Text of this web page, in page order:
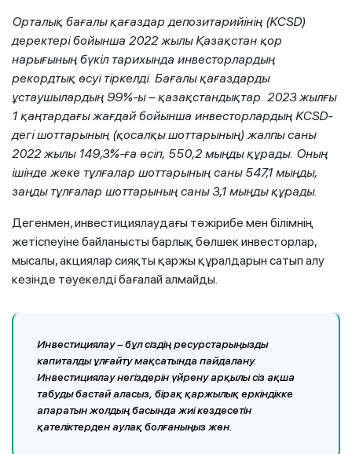
Орталық бағалы қағаздар депозитарийінің (KCSD)
деректері бойынша 2022 жылы Қазақстан қор
нарығының бүкіл тарихында инвесторлардың
рекордтық өсуі тіркелді. Бағалы қағаздарды
ұстаушылардың 99%-ы – қазақстандықтар. 2023 жылғы
1 қаңтардағы жағдай бойынша инвесторлардың KCSD-
дегі шоттарының (қосалқы шоттарының) жалпы саны
2022 жылы 149,3%-ға өсіп, 550,2 мыңды құрады. Оның
ішінде жеке тұлғалар шоттарының саны 547,1 мыңды,
заңды тұлғалар шоттарының саны 3,1 мыңды құрады.
Дегенмен, инвестициялаудағы тәжірибе мен білімнің
жетіспеуіне байланысты барлық бөлшек инвесторлар,
мысалы, акциялар сияқты қаржы құралдарын сатып алу
кезінде тәуекелді бағалай алмайды.
Инвестициялау – бұл сіздің ресурстарыңызды
капиталды ұлғайту мақсатында пайдалану.
Инвестициялау негіздерін үйрену арқылы сіз ақша
табуды бастай аласыз, бірақ қаржылық еркіндікке
апаратын жолдың басында жиі кездесетін
қателіктерден аулақ болғаныңыз жөн.